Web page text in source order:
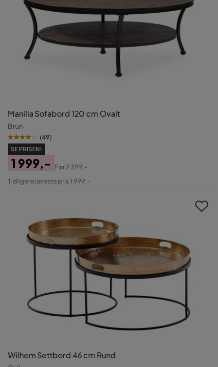
Manilla Sofabord 120 cm Ovalt
Brun
(49)
SE PRISEN!
Pris
1 999,-
Original
Før2 399,-
Tidligere laveste pris 1 999,-
Wilhem Settbord 46 cm Rund